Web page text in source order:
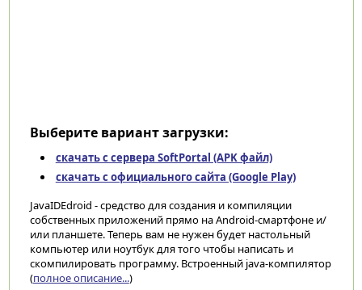
Выберите вариант загрузки:
скачать с сервера SoftPortal (APK файл)
скачать с официального сайта (Google Play)
JavaIDEdroid - средство для создания и компиляции
собственных приложений прямо на Android-смартфоне и/
или планшете. Теперь вам не нужен будет настольный
компьютер или ноутбук для того чтобы написать и
скомпилировать программу. Встроенный java-компилятор
(полное описание...)